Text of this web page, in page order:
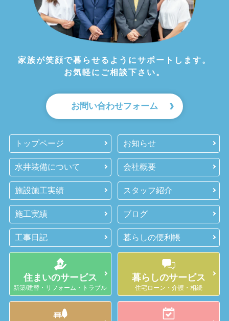
家族が笑顔で暮らせるようにサポートします。
お気軽にご相談下さい。
お問い合わせフォーム
トップページ お知らせ
水井装備について 会社概要
施設施工実績 スタッフ紹介
施工実績 ブログ
工事日記 暮らしの便利帳
住まいのサービス
新築/建替・リフォーム・トラブル
暮らしのサービス
住宅ローン・介護・相続